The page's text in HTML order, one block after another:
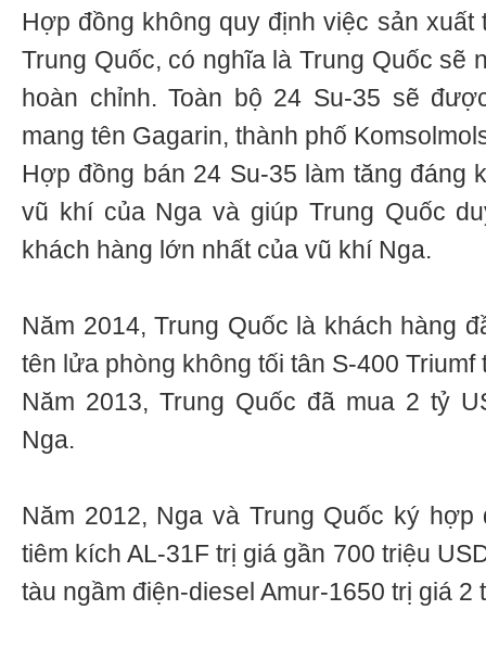
Hợp đồng không quy định việc sản xuất
Trung Quốc, có nghĩa là Trung Quốc sẽ
hoàn chỉnh. Toàn bộ 24 Su-35 sẽ
mang tên Gagarin, thành phố
Hợp đồng bán 24 Su-35 làm tăng đáng
vũ khí của Nga và giúp Trung Quốc
khách hàng lớn nhất của vũ khí Nga.
Năm 2014, Trung Quốc là khách hàng
tên lửa phòng không tối tân S-400 Triumf
Năm 2013, Trung Quốc đã mua 2 tỷ
Nga.
Năm 2012, Nga và Trung Quốc ký
tiêm kích AL-31F trị giá gần 700 triệu
tàu ngầm điện-diesel Amur-1650 trị giá 2